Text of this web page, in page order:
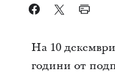
На 10
години от